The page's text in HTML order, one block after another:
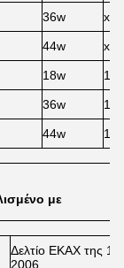
36w
x
44w
x
18w
36w
44w
με
Δελτίο ΕΚΑΧ της
2006.